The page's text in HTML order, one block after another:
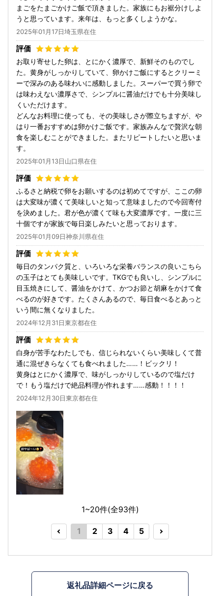
まごをたまごかけご飯で頂きました。家族にもお裾分けしよ
うと思っています。来年は、もっと多くしようかな。
2025年01月17日埼玉県在住
お取り寄せした卵は、とにかく濃厚で、新鮮そのものでし
た。黄身がしっかりしていて、卵かけご飯にするとクリーミ
ーで深みのある味わいに感動しました。スーパーで買う卵で
は味わえない濃厚さで、シンプルに醤油だけでも十分美味し
くいただけます。
どんなお料理に使っても、その美味しさが際立ちますが、や
はり一番おすすめは卵かけご飯です。家族みんなで贅沢な朝
食を楽しむことができました。またリピートしたいと思いま
す。
2025年01月13日山口県在住
ふるさと納税で卵をお願いするのは初めてですが、ここの卵
は大変味が濃くて美味しいと知って意味ましたので今回寄付
を決めました。君が色が濃くて味も大変濃厚です。一度に三
十個ですが家族で毎日楽しみたいと思っております。
2025年01月09日神奈川県在住
毎日のタンパク質と、いろいろな栄養バランスの良いこちら
の玉子はとても美味しいです。TKGでも良いし、シンプルに
目玉焼きにして、醤油をかけて、かつお節と胡麻をかけて食
べるのが好きです。たくさんあるので、毎日食べるとあっと
いう間に無くなりました。
2024年12月31日東京都在住
白身が苦手なわたしでも、信じられないくらい美味しくて普
通に混ぜきらなくても食べれました……！ビックリ！
黄身はとにかく濃厚で、味がしっかりしているので塩だけ
で！もう塩だけで絶品料理が作れます……感動！！！！
2024年12月30日東京都在住
1~20件(全93件)
1 2 3 4 5
返礼品詳細ページに戻る